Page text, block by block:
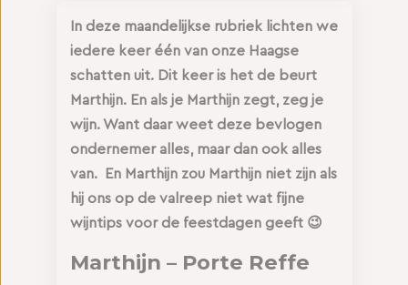
In deze maandelijkse rubriek lichten we
iedere keer één van onze Haagse
schatten uit. Dit keer is het de beurt
Marthijn. En als je Marthijn zegt, zeg je
wijn. Want daar weet deze bevlogen
ondernemer alles, maar dan ook alles
van. En Marthijn zou Marthijn niet zijn als
hij ons op de valreep niet wat fijne
wijntips voor de feestdagen geeft 😉
Marthijn – Porte Reffe